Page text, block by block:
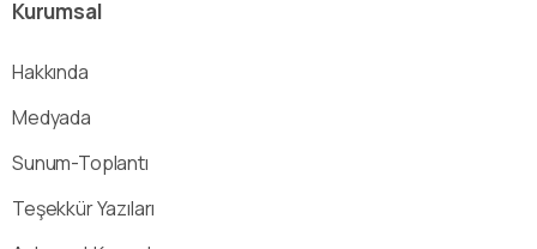
Kurumsal
Hakkında
Medyada
Sunum-Toplantı
Teşekkür Yazıları